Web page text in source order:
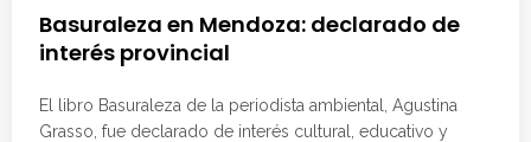
Basuraleza en Mendoza: declarado de
interés provincial
El libro Basuraleza de la periodista ambiental, Agustina
Grasso, fue declarado de interés cultural, educativo y